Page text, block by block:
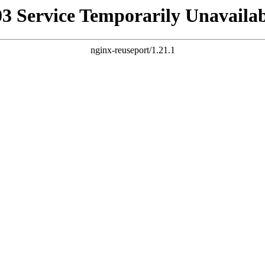
Service Temporarily
nginx-reuseport/1.21.1